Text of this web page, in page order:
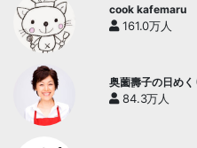
cook kafemaru
161.0万人
奥薗壽子の日め
ネル】
84.3万人